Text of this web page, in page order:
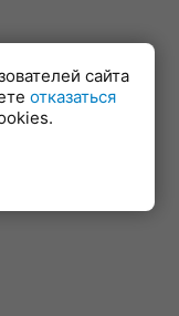
сайта
отказаться